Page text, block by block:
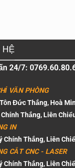
HỆ
24/7:
VĂN PHÒNG
Đức Thắng, Hoà
Chính Thắng, Liên
IN
Chính Thắng, Liên
CẮT CNC - LASER
Chính Thắng, Liên